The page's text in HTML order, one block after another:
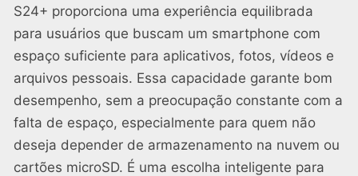
S24+ proporciona uma experiência equilibrada
para usuários que buscam um smartphone com
espaço suficiente para aplicativos, fotos, vídeos e
arquivos pessoais. Essa capacidade garante bom
desempenho, sem a preocupação constante com a
falta de espaço, especialmente para quem não
deseja depender de armazenamento na nuvem ou
cartões microSD. É uma escolha inteligente para